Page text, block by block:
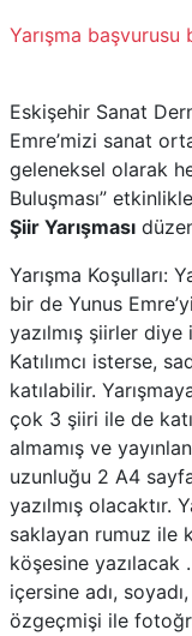
Yarışma başvurusu
Eskişehir Sanat
Emre’mizi sanat
geleneksel olarak
Buluşması”
Şiir Yarışması
Yarışma Koşulları:
bir de Yunus
yazılmış şiirler diye
Katılımcı isterse,
katılabilir.
çok 3 şiiri ile de
almamış ve
uzunluğu 2 A4
yazılmış olacaktır.
saklayan rumuz ile
köşesine yazılacak
içersine adı,
özgeçmişi ile